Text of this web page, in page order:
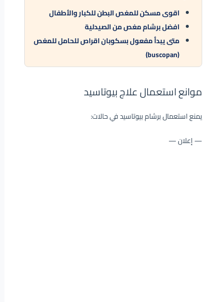
اقوى مسكن للمغص البطن للكبار والأطفال
افضل برشام مغص من الصيدلية
متى يبدأ مفعول بسكوبان اقراص للحامل للمغص
(buscopan)
موانع استعمال علاج بيوتاسيد
يمنع استعمال برشام بيوتاسيد في حالات:
— إعلان —